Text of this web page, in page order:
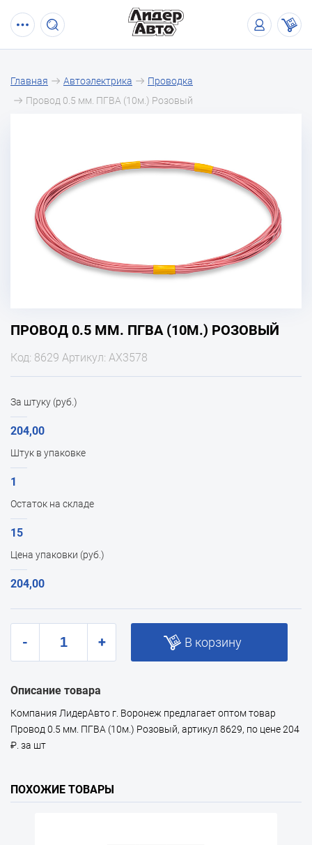
Главная Автоэлектрика
Проводка
Провод 0.5 мм. ПГВА (10м.) Розовый
ПРОВОД 0.5 ММ. ПГВА (10М.) РОЗОВЫЙ
Код: 8629 Артикул: АХ3578
За штуку (руб.)
204,00
Штук в упаковке
1
Остаток на складе
15
Цена упаковки (руб.)
204,00
- + В корзину
Описание товара
Компания ЛидерАвто г. Воронеж предлагает оптом товар
Провод 0.5 мм. ПГВА (10м.) Розовый, артикул 8629, по цене 204
₽. за шт
ПОХОЖИЕ ТОВАРЫ